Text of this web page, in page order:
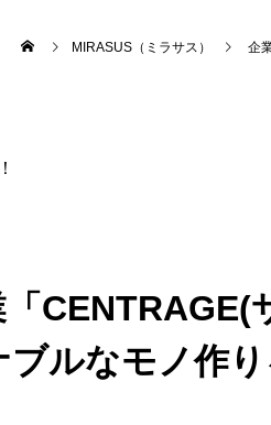
MIRASUS（ミラサス） 企
CENTRAGE(
ルなモノ作